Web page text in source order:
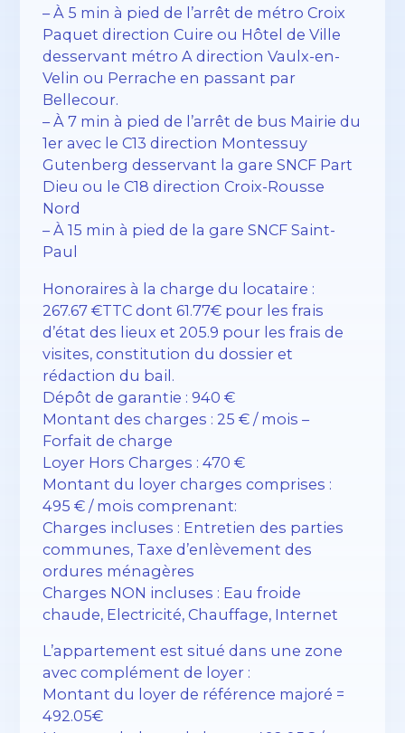
– À 5 min à pied de l’arrêt de métro Croix
Paquet direction Cuire ou Hôtel de Ville
desservant métro A direction Vaulx-en-
Velin ou Perrache en passant par
Bellecour.
– À 7 min à pied de l’arrêt de bus Mairie du
1er avec le C13 direction Montessuy
Gutenberg desservant la gare SNCF Part
Dieu ou le C18 direction Croix-Rousse
Nord
– À 15 min à pied de la gare SNCF Saint-
Paul
Honoraires à la charge du locataire :
267.67 €TTC dont 61.77€ pour les frais
d’état des lieux et 205.9 pour les frais de
visites, constitution du dossier et
rédaction du bail.
Dépôt de garantie : 940 €
Montant des charges : 25 € / mois –
Forfait de charge
Loyer Hors Charges : 470 €
Montant du loyer charges comprises :
495 € / mois comprenant:
Charges incluses : Entretien des parties
communes, Taxe d’enlèvement des
ordures ménagères
Charges NON incluses : Eau froide
chaude, Electricité, Chauffage, Internet
L’appartement est situé dans une zone
avec complément de loyer :
Montant du loyer de référence majoré =
492.05€